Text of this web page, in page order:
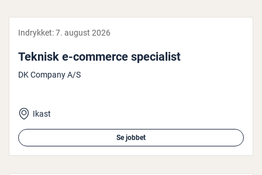
Indrykket:7. august 2026
Teknisk e-commerce spe­ci­a­list
DK Company A/S
Ikast
Se jobbet